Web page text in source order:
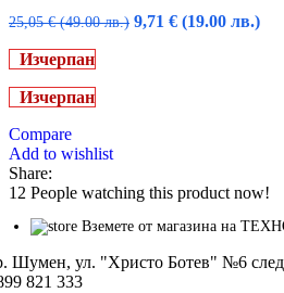
25,05€ (49.00 лв.) Original
9,71 € (19.00 лв.)
Изчерпан
Изчерпан
Compare
Add to wishlist
Share:
12 People watching this product now!
Вземете от магазина на
Шумен, ул. "Христо Ботев" №6 след
821 333